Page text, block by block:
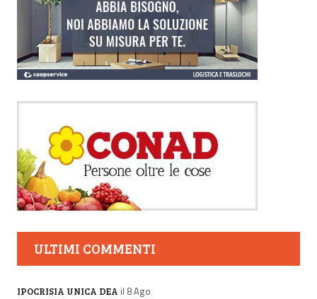
ULTIMI COMMENTI
IPOCRISIA UNICA DEA il 8 Ago